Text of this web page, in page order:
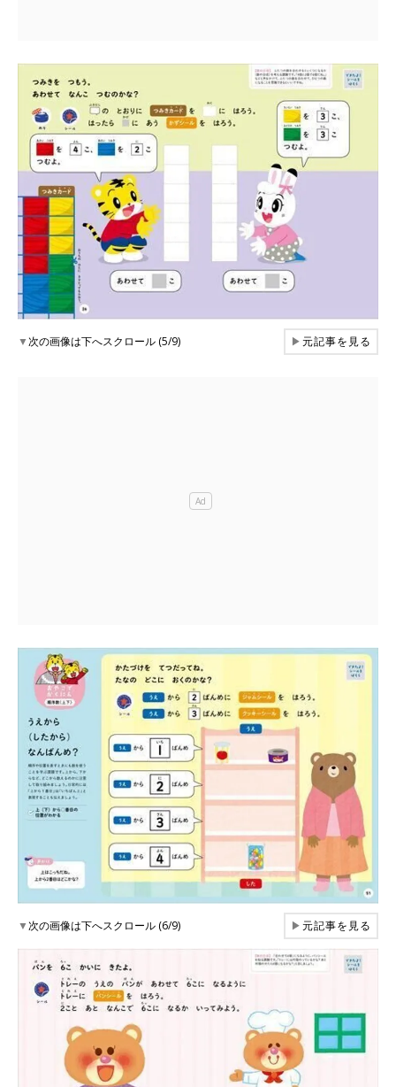
▼次の画像は下へスクロール (5/9) ▶元記事を見る
▼次の画像は下へスクロール (6/9) ▶元記事を見る